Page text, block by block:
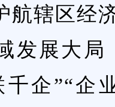
航辖区经
发展大
千企”“企